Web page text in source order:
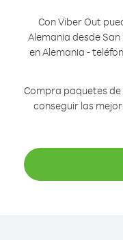
Con Viber Out
Alemania desde
en Alemania -
Compra paquetes
conseguir las